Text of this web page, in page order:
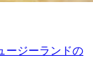
ージーランドの